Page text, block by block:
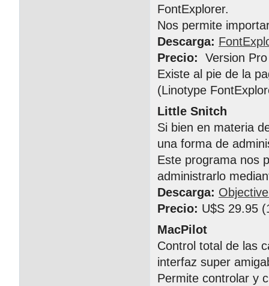
FontExplorer.
Nos permite
Descarga:
Precio: Version
Existe al pie de la
(Linotype
Little Snitch
Si bien en materia
una forma de
Este programa nos
administrarlo
Descarga:
Precio: U$S 29.95
MacPilot
Control total de las
interfaz super
Permite controlar y